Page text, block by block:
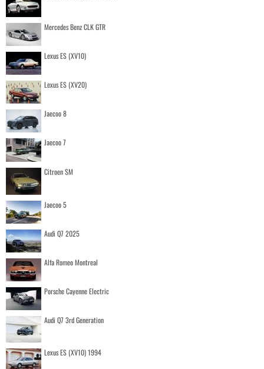
Mercedes Benz CLK GTR
Lexus ES (XV10)
Lexus ES (XV20)
Jaecoo 8
Jaecoo 7
Citroen SM
Jaecoo 5
Audi Q7 2025
Alfa Romeo Montreal
Porsche Cayenne Electric
Audi Q7 3rd Generation
Lexus ES (XV10) 1994